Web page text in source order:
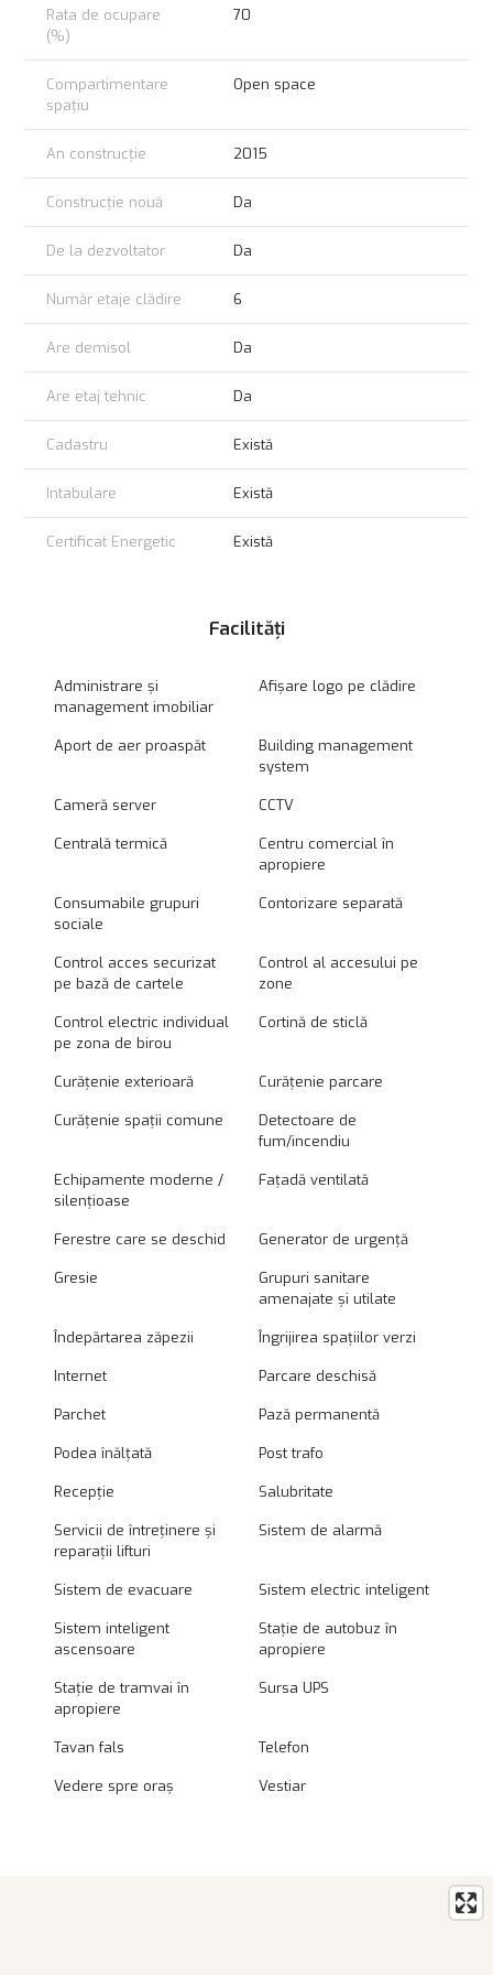
Rata de ocupare
(%)
70
Compartimentare
spațiu
Open space
An construcție 2015
Construcție nouă Da
De la dezvoltator Da
Număr etaje clădire 6
Are demisol Da
Are etaj tehnic Da
Cadastru Există
Intabulare Există
Certificat Energetic Există
Facilități
Administrare și
management imobiliar
Afișare logo pe clădire
Aport de aer proaspăt
Building management
system
Cameră server CCTV
Centrală termică
Centru comercial în
apropiere
Consumabile grupuri
sociale
Contorizare separată
Control acces securizat
pe bază de cartele
Control al accesului pe
zone
Control electric individual
pe zona de birou
Cortină de sticlă
Curățenie exterioară Curățenie parcare
Curățenie spații comune
Detectoare de
fum/incendiu
Echipamente moderne /
silențioase
Fațadă ventilată
Ferestre care se deschid Generator de urgență
Gresie
Grupuri sanitare
amenajate și utilate
Îndepărtarea zăpezii Îngrijirea spațiilor verzi
Internet Parcare deschisă
Parchet Pază permanentă
Podea înălțată Post trafo
Recepție Salubritate
Servicii de întreținere și
reparații lifturi
Sistem de alarmă
Sistem de evacuare Sistem electric inteligent
Sistem inteligent
ascensoare
Stație de autobuz în
apropiere
Stație de tramvai în
apropiere
Sursa UPS
Tavan fals Telefon
Vedere spre oraș Vestiar